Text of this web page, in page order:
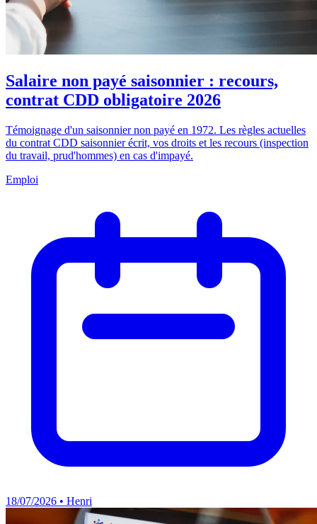
Salaire non payé saisonnier : recours,
contrat CDD obligatoire 2026
Témoignage d'un saisonnier non payé en 1972. Les règles actuelles
du contrat CDD saisonnier écrit, vos droits et les recours (inspection
du travail, prud'hommes) en cas d'impayé.
Emploi
18/07/2026 • Henri